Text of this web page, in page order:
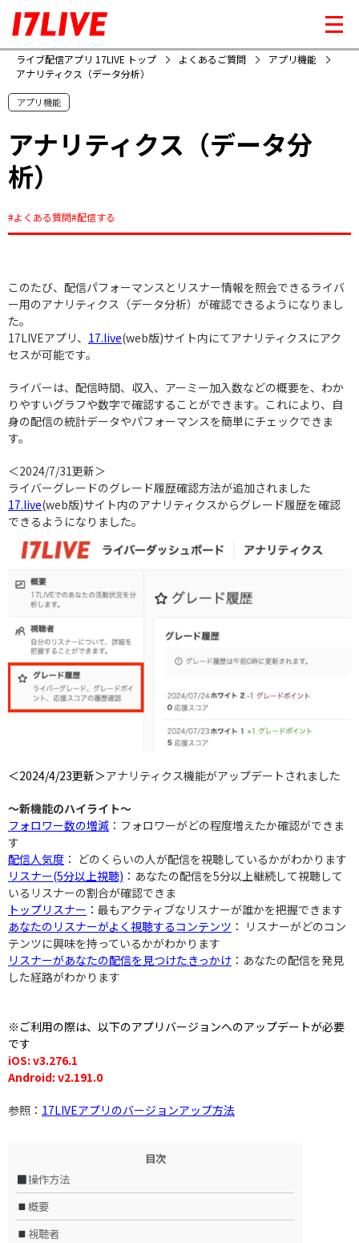
ライブ配信アプリ 17LIVE トップ よくあるご質問
アプリ機能
アナリティクス（データ分析）
アプリ機能
アナリティクス（データ分
析）
#よくある質問#配信する
このたび、配信パフォーマンスとリスナー情報を照会できるライバ
ー用のアナリティクス（データ分析）が確認できるようになりまし
た。
17LIVEアプリ、 17.live(web版)サイト内にてアナリティクスにアク
セスが可能です。
ライバーは、配信時間、収入、アーミー加入数などの概要を、わか
りやすいグラフや数字で確認することができます。これにより、自
身の配信の統計データやパフォーマンスを簡単にチェックできま
す。
＜2024/7/31更新＞
ライバーグレードのグレード履歴確認方法が追加されました
17.live(web版)サイト内のアナリティクスからグレード履歴を確認
できるようになりました。
＜2024/4/23更新＞アナリティクス機能がアップデートされました
〜新機能のハイライト〜
フォロワー数の増減 ：フォロワーがどの程度増えたか確認ができま
す
配信人気度 ： どのくらいの人が配信を視聴しているかがわかります
リスナー(5分以上視聴) ： あなたの配信を5分以上継続して視聴して
いるリスナーの割合が確認できま
トップリスナー ： 最もアクティブなリスナーが誰かを把握できます
あなたのリスナーがよく視聴するコンテンツ ： リスナーがどのコン
テンツに興味を持っているかがわかります
リスナーがあなたの配信を見つけたきっかけ ：あなたの配信を発見
した経路がわかります
※ご利用の際は、以下のアプリバージョンへのアップデートが必要
です
iOS: v3.276.1
Android: v2.191.0
参照： 17LIVEアプリのバージョンアップ方法
目次
操作方法
概要
視聴者